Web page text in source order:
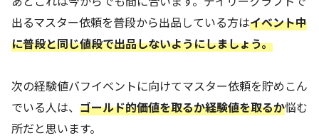
出るマスター依頼を普段から出品している方はイベント中
に普段と同じ値段で出品しないようにしましょう。
次の経験値バフイベントに向けてマスター依頼を貯めこん
でいる人は、 ゴールド的価値を取るか経験値を取るか悩む
所だと思います。